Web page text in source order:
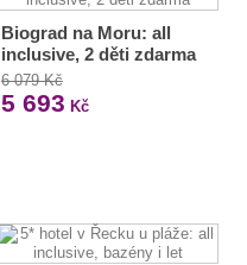
Biograd na Moru: all
inclusive, 2 děti zdarma
6 079 Kč
5 693 Kč